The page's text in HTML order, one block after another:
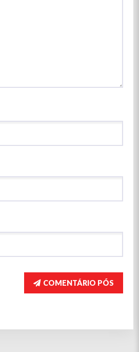
COMENTÁRIO PÓS